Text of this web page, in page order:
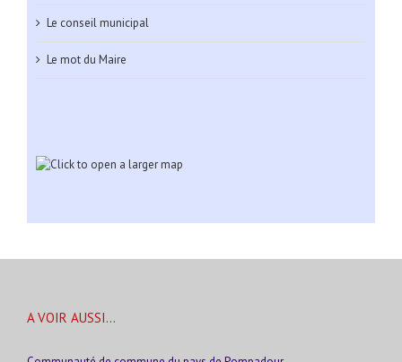
Le conseil municipal
Le mot du Maire
A VOIR AUSSI…